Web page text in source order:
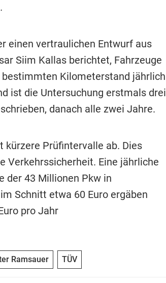
einen vertraulichen Entwurf aus
Siim Kallas berichtet, Fahrzeuge
Kilometerstand jährlich
ist die Untersuchung erstmals drei
danach alle zwei Jahre.
kürzere Prüfintervalle ab. Dies
Verkehrssicherheit. Eine jährliche
der 43 Millionen Pkw in
Schnitt etwa 60 Euro ergäben
pro Jahr
Ramsauer TÜV